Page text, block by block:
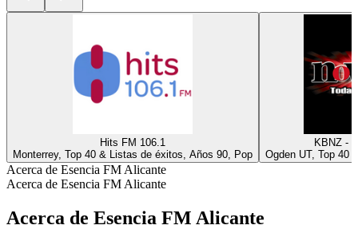
Hits FM 106.1
Monterrey, Top 40 & Listas de éxitos, Años 90, Pop
KBNZ -
Ogden UT, Top 40
Acerca de Esencia FM Alicante
Acerca de Esencia FM Alicante
Acerca de Esencia FM Alicante